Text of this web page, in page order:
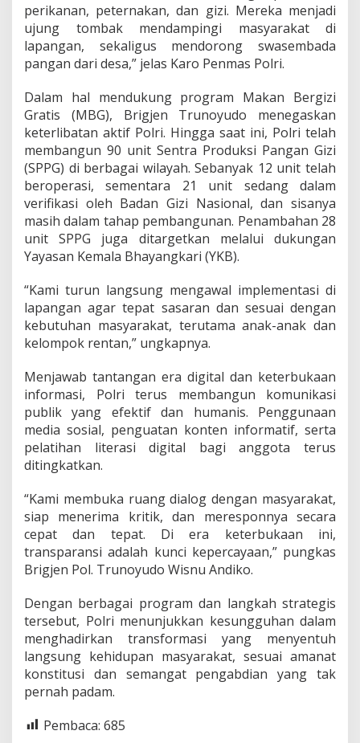
perikanan, peternakan, dan gizi. Mereka menjadi
ujung tombak mendampingi masyarakat di
lapangan, sekaligus mendorong swasembada
pangan dari desa,” jelas Karo Penmas Polri.
Dalam hal mendukung program Makan Bergizi
Gratis (MBG), Brigjen Trunoyudo menegaskan
keterlibatan aktif Polri. Hingga saat ini, Polri telah
membangun 90 unit Sentra Produksi Pangan Gizi
(SPPG) di berbagai wilayah. Sebanyak 12 unit telah
beroperasi, sementara 21 unit sedang dalam
verifikasi oleh Badan Gizi Nasional, dan sisanya
masih dalam tahap pembangunan. Penambahan 28
unit SPPG juga ditargetkan melalui dukungan
Yayasan Kemala Bhayangkari (YKB).
“Kami turun langsung mengawal implementasi di
lapangan agar tepat sasaran dan sesuai dengan
kebutuhan masyarakat, terutama anak-anak dan
kelompok rentan,” ungkapnya.
Menjawab tantangan era digital dan keterbukaan
informasi, Polri terus membangun komunikasi
publik yang efektif dan humanis. Penggunaan
media sosial, penguatan konten informatif, serta
pelatihan literasi digital bagi anggota terus
ditingkatkan.
“Kami membuka ruang dialog dengan masyarakat,
siap menerima kritik, dan meresponnya secara
cepat dan tepat. Di era keterbukaan ini,
transparansi adalah kunci kepercayaan,” pungkas
Brigjen Pol. Trunoyudo Wisnu Andiko.
Dengan berbagai program dan langkah strategis
tersebut, Polri menunjukkan kesungguhan dalam
menghadirkan transformasi yang menyentuh
langsung kehidupan masyarakat, sesuai amanat
konstitusi dan semangat pengabdian yang tak
pernah padam.
Pembaca: 685